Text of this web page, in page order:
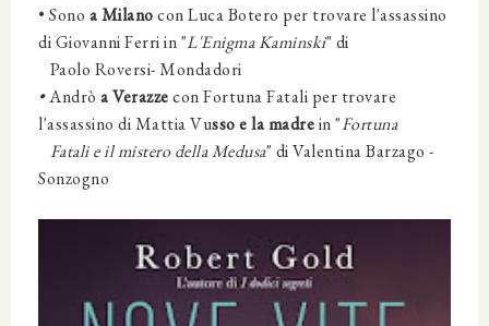
• Sono aMilanoconLuca Botero per trovare l'assassino
diGiovanni Ferriin "L'Enigma Kaminski" di
Paolo Roversi- Mondadori
•Andrò aVerazzeconFortuna Fatali per trovare
l'assassino diMattia Vusso e la madrein "Fortuna
Fatali e il mistero della Medusa" di Valentina Barzago -
Sonzogno